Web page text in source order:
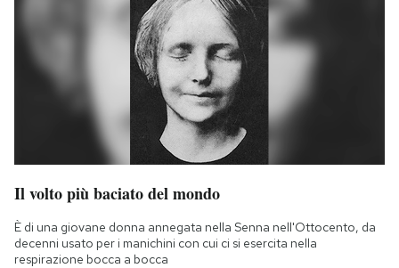
Il volto più baciato del mondo
È di una giovane donna annegata nella Senna nell'Ottocento, da
decenni usato per i manichini con cui ci si esercita nella
respirazione bocca a bocca